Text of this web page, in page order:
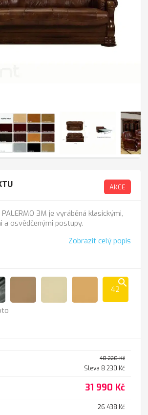
AKCE
3M je vyráběná klasickými,
a osvědčenými postupy.
Zobrazit celý popis
Anthrazit
search
42
40 220 Kč
Sleva 8 230 Kč
31 990 Kč
26 438 Kč